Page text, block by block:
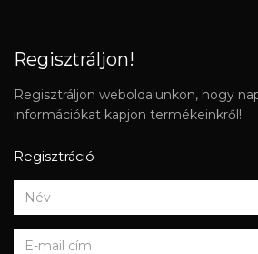
Regisztráljon!
Regisztráljon weboldalunkon, hogy
információkat kapjon termékeinkről!
Regisztráció